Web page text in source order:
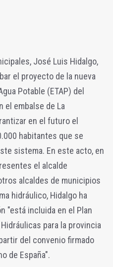
José Luis Hidalgo,
el proyecto de la nueva
Potable (ETAP) del
el embalse de La
en el futuro el
habitantes que se
sistema. En este acto, en
el alcalde
alcaldes de municipios
hidráulico, Hidalgo ha
"está incluida en el Plan
para la provincia
del convenio firmado
de España".